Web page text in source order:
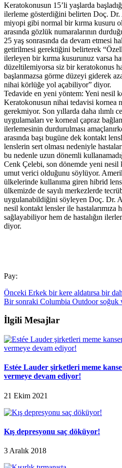
Keratokonusun 15’li yaşlarda
ilerleme gösterdiğini belirten Doç.
miyopi gibi normal bir kırma kusuru
arasında gözlük numaralarının
25 yaş sonrasında da devam etmesi
getirilmesi gerektiğini belirterek
ilerleyen bir kırma kusurunuz varsa
düzeltilemiyorsa siz bir keratokonus
başlanmazsa görme düzeyi giderek
nihai körlüğe yol açabiliyor” diyor.
Tedavide en yeni yöntem: Yeni nesil
Keratokonusun nihai tedavisi kornea
gerekmiyor. Son yıllarda daha ılımlı
uygulamaları ve korneal çapraz
ilerlemesinin durdurulması
arasında başı bugüne dek kontakt
lenslerin sert olması nedeniyle
bu nedenle uzun dönemli
Cenk Çelebi, son dönemde yeni
umut verici olduğunu söylüyor.
ülkelerinde kullanıma giren hibrid
ülkemizde de sayılı merkezlerde
uygulanabildiğini söyleyen Doç. Dr.
nesil kontakt lensler ile hastalarımıza
sağlayabiliyor hem de hastalığın
diyor.
Pay:
Önceki Erkek bir kere aldatırsa bir
Bir sonraki Columbia Outdoor soğuk
İlgili Mesajlar
Estée Lauder şirketleri meme
vermeye devam ediyor!
21 Ekim 2021
Kış depresyonu saç döküyor!
3 Aralık 2018